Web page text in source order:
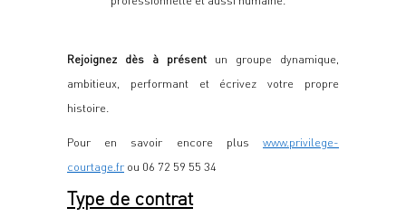
Rejoignez dès à présent un groupe dynamique,
ambitieux, performant et écrivez votre propre
histoire.
Pour en savoir encore plus www.privilege-
courtage.fr ou 06 72 59 55 34
Type de contrat